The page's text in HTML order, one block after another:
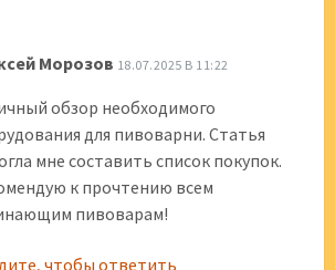
Морозов 18.07.2025 В 11:22
обзор необходимого
для пивоварни. Статья
мне составить список покупок.
к прочтению всем
пивоварам!
чтобы ответить